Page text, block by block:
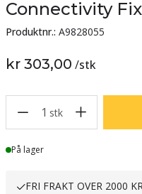
Connectivity
Produktnr.: A9828055
kr 303,00 /stk
1 stk
Lager
På lager
FRI FRAKT OVER 2000